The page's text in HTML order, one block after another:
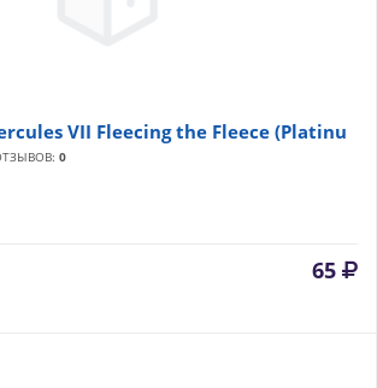
VII Fleecing the Fleece (Platinu
0
65